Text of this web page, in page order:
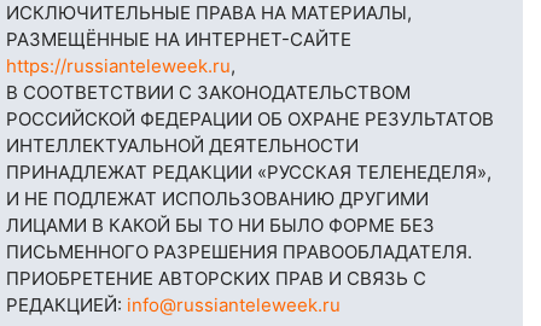
ИСКЛЮЧИТЕЛЬНЫЕ ПРАВА НА МАТЕРИАЛЫ,
РАЗМЕЩЁННЫЕ НА ИНТЕРНЕТ-САЙТЕ
https://russianteleweek.ru,
В СООТВЕТСТВИИ С ЗАКОНОДАТЕЛЬСТВОМ
РОССИЙСКОЙ ФЕДЕРАЦИИ ОБ ОХРАНЕ РЕЗУЛЬТАТОВ
ИНТЕЛЛЕКТУАЛЬНОЙ ДЕЯТЕЛЬНОСТИ
ПРИНАДЛЕЖАТ РЕДАКЦИИ «РУССКАЯ ТЕЛЕНЕДЕЛЯ»,
И НЕ ПОДЛЕЖАТ ИСПОЛЬЗОВАНИЮ ДРУГИМИ
ЛИЦАМИ В КАКОЙ БЫ ТО НИ БЫЛО ФОРМЕ БЕЗ
ПИСЬМЕННОГО РАЗРЕШЕНИЯ ПРАВООБЛАДАТЕЛЯ.
ПРИОБРЕТЕНИЕ АВТОРСКИХ ПРАВ И СВЯЗЬ С
РЕДАКЦИЕЙ: info@russianteleweek.ru